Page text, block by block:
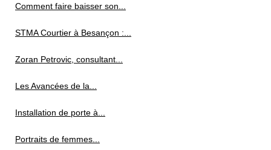
Comment faire baisser son...
STMA Courtier à Besançon :...
Zoran Petrovic, consultant...
Les Avancées de la...
Installation de porte à...
Portraits de femmes...